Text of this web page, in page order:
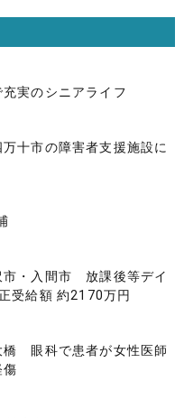
実のシニアライフ
十市の障害者支援施設に
市・入間市 放課後等デイ
給額 約2170万円
橋 眼科で患者が女性医師